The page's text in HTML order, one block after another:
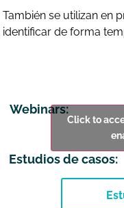
También se utilizan en
identificar de forma
Webinars:
Click to
Estudios de casos: